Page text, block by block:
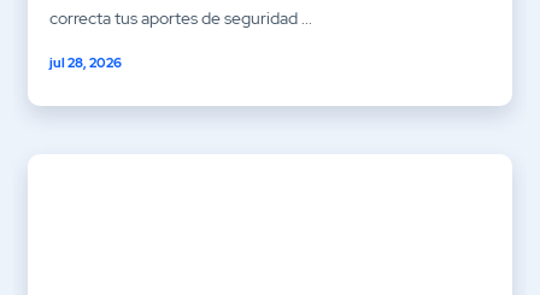
correcta tus aportes de seguridad ...
jul 28, 2026